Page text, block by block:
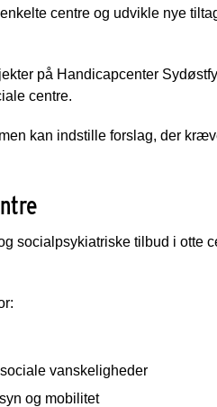
centre og udvikle nye
på Handicapcenter
centre.
kan indstille forslag, der
socialpsykiatriske tilbud i otte
vanskeligheder
og mobilitet